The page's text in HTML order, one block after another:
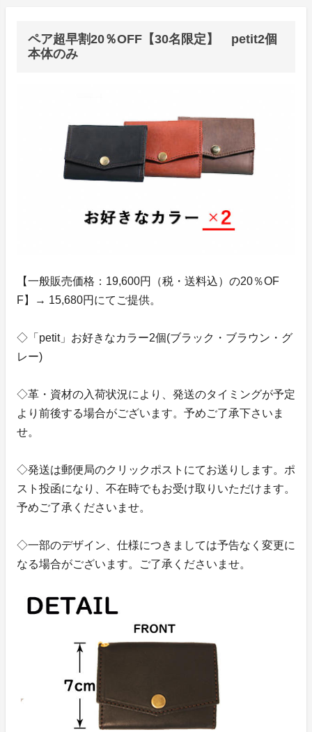
ペア超早割20％OFF【30名限定】 petit2個
本体のみ
【一般販売価格：19,600円（税・送料込）の20％OF
F】→ 15,680円にてご提供。
◇「petit」お好きなカラー2個(ブラック・ブラウン・グ
レー)
◇革・資材の入荷状況により、発送のタイミングが予定
より前後する場合がございます。予めご了承下さいま
せ。
◇発送は郵便局のクリックポストにてお送りします。ポ
スト投函になり、不在時でもお受け取りいただけます。
予めご了承くださいませ。
◇一部のデザイン、仕様につきましては予告なく変更に
なる場合がございます。ご了承くださいませ。